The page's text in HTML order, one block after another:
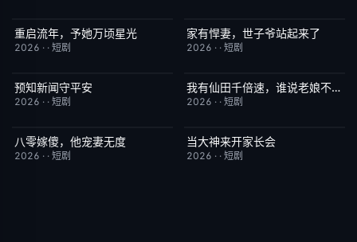
完结
重启流年，予她万顷星光
2026 · · 短剧
完结
家有悍妻，世子爷站起来了
2026 · · 短剧
完结
预知新闻守平安
2026 · · 短剧
完结 6.0我有仙田千倍速，谁说老娘不是仙
2026 · · 短剧
完结
八零嫁傻，他宠妻无度
2026 · · 短剧
完结
当大神来开家长会
2026 · · 短剧